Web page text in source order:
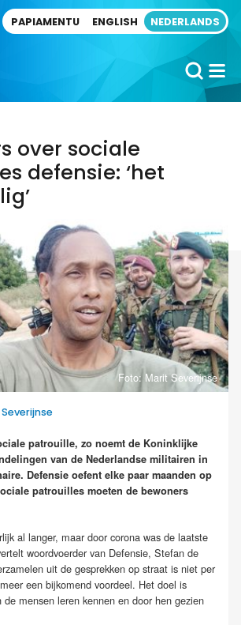
PAPIAMENTU ENGLISH NEDERLANDS
over sociale
defensie: ‘het
Foto: Marit Severijnse
patrouille, zo noemt de Koninklijke
van de Nederlandse militairen in
Defensie oefent elke paar maanden op
patrouilles moeten de bewoners
al langer, maar door corona was de laatste
woordvoerder van Defensie, Stefan de
uit de gesprekken op straat is niet per
een bijkomend voordeel. Het doel is
mensen leren kennen en door hen gezien